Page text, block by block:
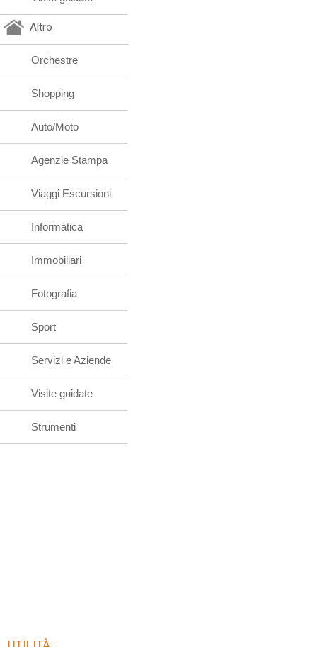
Altro
Orchestre
Shopping
Auto/Moto
Agenzie Stampa
Viaggi Escursioni
Informatica
Immobiliari
Fotografia
Sport
Servizi e Aziende
Visite guidate
Strumenti